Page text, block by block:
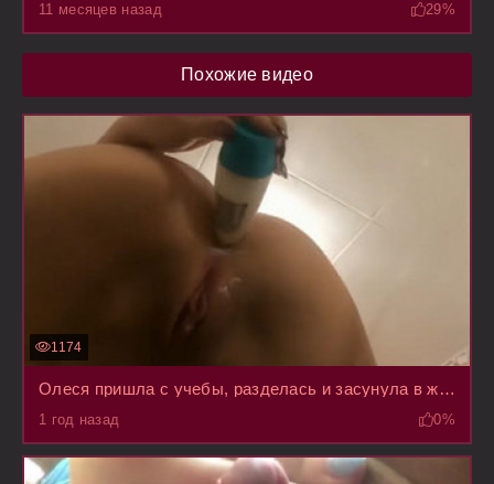
11 месяцев назад 29%
Похожие видео
Олеся пришла с учебы, разделась и засунула в жопу дезодорант Рексону, снимая все на мобилу
1 год назад 0%
1174